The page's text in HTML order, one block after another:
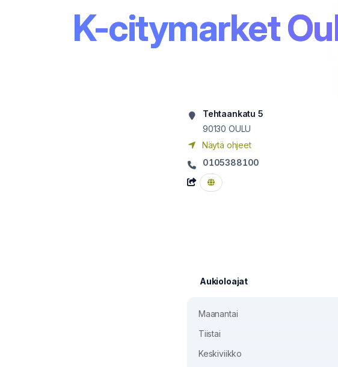
K-citymarket
Tehtaankatu 5
90130 OULU
Näytä ohjeet
0105388100
Aukioloajat
Maanantai
Tiistai
Keskiviikko